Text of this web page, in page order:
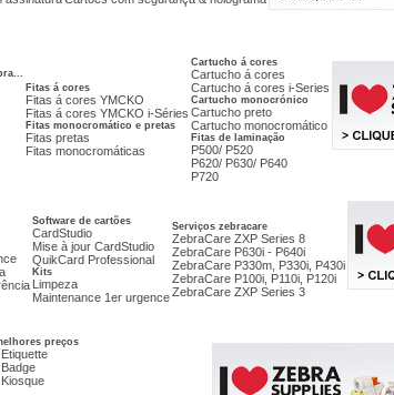
Fitas á cores
Fitas á cores YMCKO
Fitas á cores YMCKO i-Séries
Fitas monocromático e pretas
Fitas pretas
Fitas monocromáticas
Cartucho á cores
Cartucho á cores
Cartucho á cores i-Series
Cartucho monocrónico
Cartucho preto
Cartucho monocromático
Fitas de laminação
P500/ P520
P620/ P630/ P640
P720
Software de cartões
CardStudio
Mise à jour CardStudio
QuikCard Professional
Kits
Limpeza
Maintenance 1er urgence
Serviços zebracare
ZebraCare ZXP Series 8
ZebraCare P630i - P640i
ZebraCare P330m, P330i, P430i
ZebraCare P100i, P110i, P120i
ZebraCare ZXP Series 3
preços